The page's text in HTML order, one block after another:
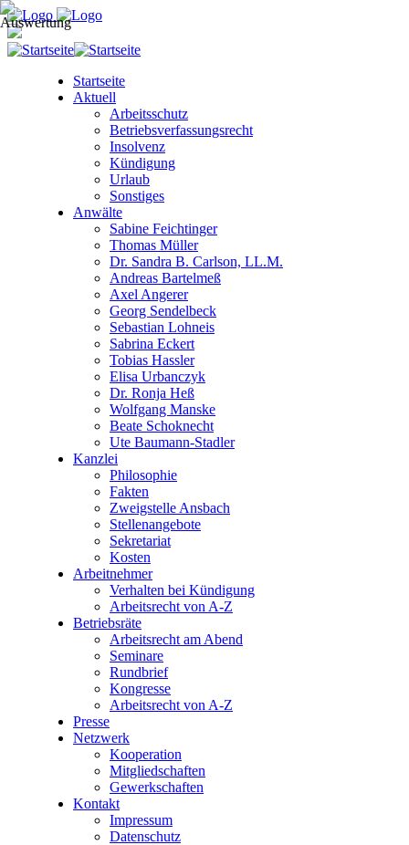
Startseite
Aktuell
Arbeitsschutz
Betriebsverfassungsrecht
Insolvenz
Kündigung
Urlaub
Sonstiges
Anwälte
Sabine Feichtinger
Thomas Müller
Dr. Sandra B. Carlson, LL.M.
Andreas Bartelmeß
Axel Angerer
Georg Sendelbeck
Sebastian Lohneis
Sabrina Eckert
Tobias Hassler
Elisa Urbanczyk
Dr. Ronja Heß
Wolfgang Manske
Beate Schoknecht
Ute Baumann-Stadler
Kanzlei
Philosophie
Fakten
Zweigstelle Ansbach
Stellenangebote
Sekretariat
Kosten
Arbeitnehmer
Verhalten bei Kündigung
Arbeitsrecht von A-Z
Betriebsräte
Arbeitsrecht am Abend
Seminare
Rundbrief
Kongresse
Arbeitsrecht von A-Z
Presse
Netzwerk
Kooperation
Mitgliedschaften
Gewerkschaften
Kontakt
Impressum
Datenschutz